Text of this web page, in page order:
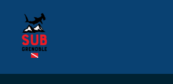
contenu